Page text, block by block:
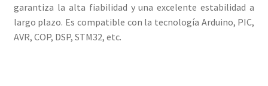
garantiza la alta fiabilidad y una excelente estabilidad a
largo plazo. Es compatible con la tecnología Arduino, PIC,
AVR, COP, DSP, STM32, etc.